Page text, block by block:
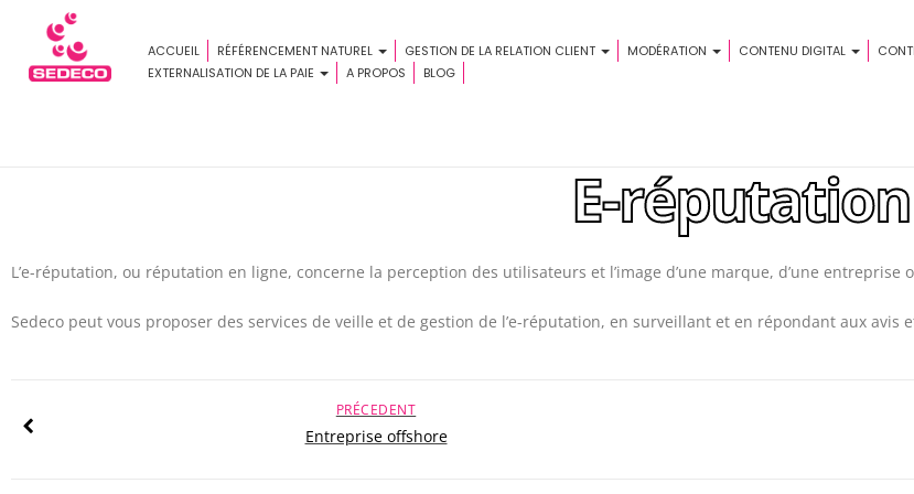
ACCUEIL RÉFÉRENCEMENT NATUREL GESTION DE LA RELATION CLIENT MODÉRATION CONTENU DIGITAL
EXTERNALISATION DE LA PAIE
A PROPOS BLOG
E-réputation
L’e-réputation, ou réputation en ligne, concerne la perception des utilisateurs et l’image d’une marque, d’une
Sedeco peut vous proposer des services de veille et de gestion de l’e-réputation, en surveillant et en répondant aux avis
PRÉCEDENT
Entreprise offshore